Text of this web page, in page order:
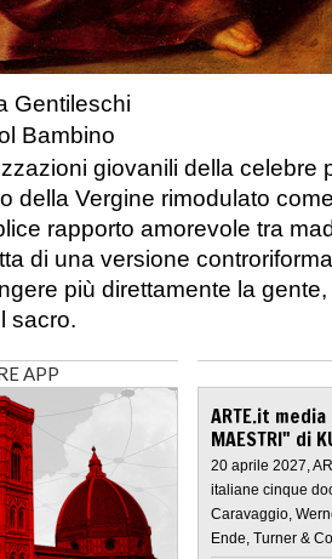
Gentileschi
Bambino
giovanili della celebre
della Vergine rimodulato
rapporto amorevole tra
di una versione
più direttamente la
sacro.
APP
ARTE.it
MAESTRI" di
20 aprile 2027,
italiane cinque
Caravaggio,
Ende, Turner &